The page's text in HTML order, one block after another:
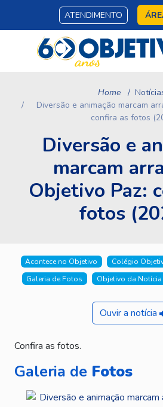
ATENDIMENTO
Home
Diversão e animação marcam
confira as fotos
Diversão e
marcam
Objetivo Paz:
fotos
Acontece no Objetivo Colégio
Galeria de Fotos
Objetivo da Notícia
Ouvir a notícia
Confira as fotos.
Galeria de Fotos